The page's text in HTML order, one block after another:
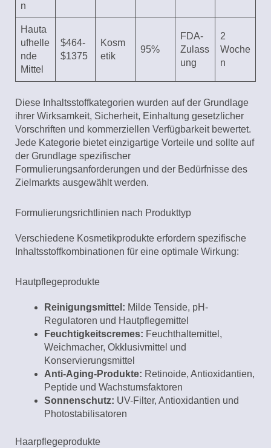
n
Hauta
ufhelle
nde
Mittel
$464-
$1375
Kosm
etik
95%
FDA-
Zulass
ung
2
Woche
n
Diese Inhaltsstoffkategorien wurden auf der Grundlage
ihrer Wirksamkeit, Sicherheit, Einhaltung gesetzlicher
Vorschriften und kommerziellen Verfügbarkeit bewertet.
Jede Kategorie bietet einzigartige Vorteile und sollte auf
der Grundlage spezifischer
Formulierungsanforderungen und der Bedürfnisse des
Zielmarkts ausgewählt werden.
Formulierungsrichtlinien nach Produkttyp
Verschiedene Kosmetikprodukte erfordern spezifische
Inhaltsstoffkombinationen für eine optimale Wirkung:
Hautpflegeprodukte
Reinigungsmittel: Milde Tenside, pH-
Regulatoren und Hautpflegemittel
Feuchtigkeitscremes: Feuchthaltemittel,
Weichmacher, Okklusivmittel und
Konservierungsmittel
Anti-Aging-Produkte: Retinoide, Antioxidantien,
Peptide und Wachstumsfaktoren
Sonnenschutz: UV-Filter, Antioxidantien und
Photostabilisatoren
Haarpflegeprodukte